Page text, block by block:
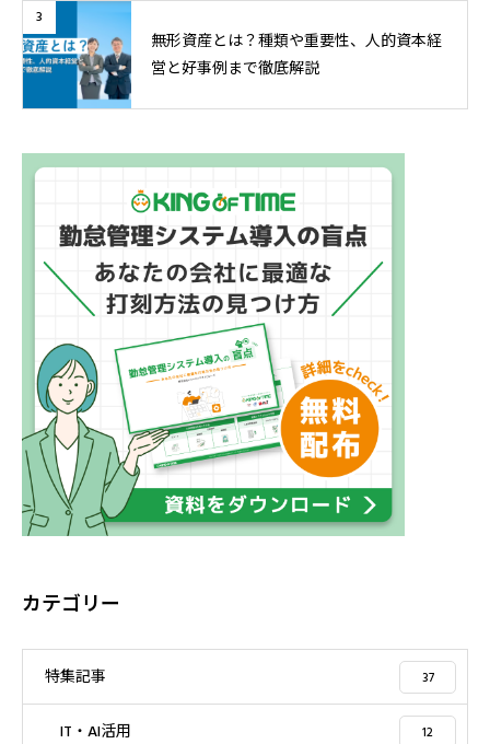
3
無形資産とは？種類や重要性、人的資本経
営と好事例まで徹底解説
カテゴリー
特集記事 37
IT・AI活用 12